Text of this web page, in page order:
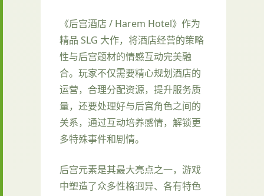
《后宫酒店 / Harem Hotel》作为
精品 SLG 大作，将酒店经营的策略
性与后宫题材的情感互动完美融
合。玩家不仅需要精心规划酒店的
运营，合理分配资源，提升服务质
量，还要处理好与后宫角色之间的
关系，通过互动培养感情，解锁更
多特殊事件和剧情。
后宫元素是其最大亮点之一，游戏
中塑造了众多性格迥异、各有特色